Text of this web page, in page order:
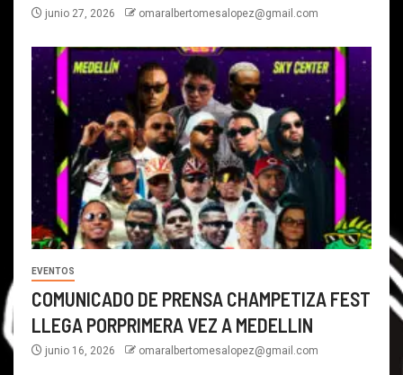
junio 27, 2026 omaralbertomesalopez@gmail.com
EVENTOS
COMUNICADO DE PRENSA CHAMPETIZA FEST
LLEGA PORPRIMERA VEZ A MEDELLIN
junio 16, 2026 omaralbertomesalopez@gmail.com